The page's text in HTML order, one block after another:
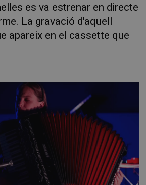
es va estrenar en directe
La gravació d'aquell
apareix en el cassette que